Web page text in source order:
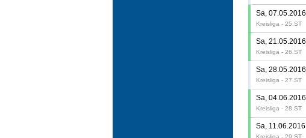
Sa, 07.05.2016
Kreisliga - 25.ST
Sa, 21.05.2016
Kreisliga - 26.ST
Sa, 28.05.2016
Kreisliga - 27.ST
Sa, 04.06.2016
Kreisliga - 28.ST
Sa, 11.06.2016
Kreisliga - 29.ST